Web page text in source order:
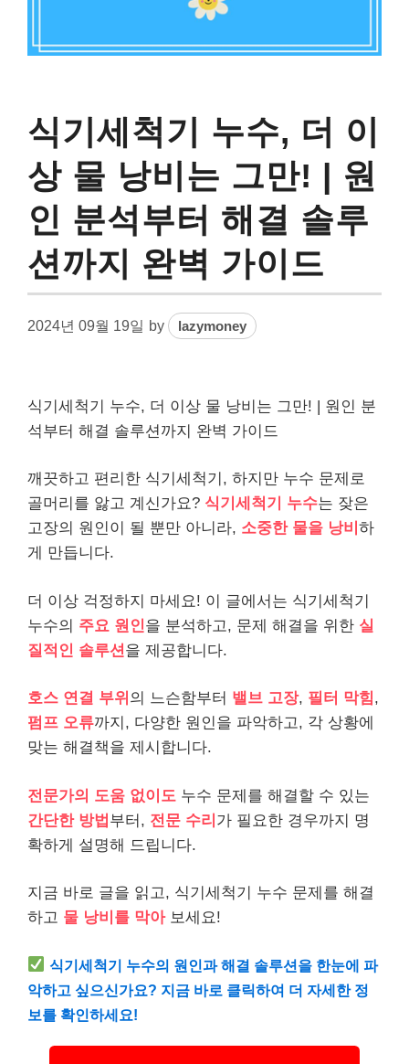
식기세척기 누수, 더 이
상 물 낭비는 그만! | 원
인 분석부터 해결 솔루
션까지 완벽 가이드
2024년 09월 19일 by lazymoney
식기세척기 누수, 더 이상 물 낭비는 그만! | 원인 분
석부터 해결 솔루션까지 완벽 가이드
깨끗하고 편리한 식기세척기, 하지만 누수 문제로
골머리를 앓고 계신가요? 식기세척기 누수는 잦은
고장의 원인이 될 뿐만 아니라, 소중한 물을 낭비 하
게 만듭니다.
더 이상 걱정하지 마세요! 이 글에서는 식기세척기
누수의 주요 원인을 분석하고, 문제 해결을 위한 실
질적인 솔루션 을 제공합니다.
호스 연결 부위 의 느슨함부터 밸브 고장, 필터 막힘,
펌프 오류까지, 다양한 원인을 파악하고, 각 상황에
맞는 해결책을 제시합니다.
전문가의 도움 없이도 누수 문제를 해결할 수 있는
간단한 방법 부터, 전문 수리 가 필요한 경우까지 명
확하게 설명해 드립니다.
지금 바로 글을 읽고, 식기세척기 누수 문제를 해결
하고 물 낭비를 막아보세요!
식기세척기 누수의 원인과 해결 솔루션을 한눈에 파
악하고 싶으신가요? 지금 바로 클릭하여 더 자세한 정
보를 확인하세요!